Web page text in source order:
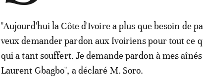
"Aujourd'hui la Côte d'Ivoire a plus que besoin de
veux demander pardon aux Ivoiriens pour tout ce
qui a tant souffert. Je demande pardon à mes
Laurent Gbagbo", a déclaré M. Soro.